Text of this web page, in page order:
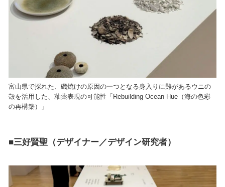
富山県で採れた、磯焼けの原因の一つとなる身入りに難があるウニの
殻を活用した、釉薬表現の可能性「Rebuilding Ocean Hue（海の色彩
の再構築）」
■三好賢聖（デザイナー／デザイン研究者）